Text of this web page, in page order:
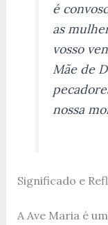
é
as
vosso
Mãe de
nossa
Significado e
A Ave Maria é